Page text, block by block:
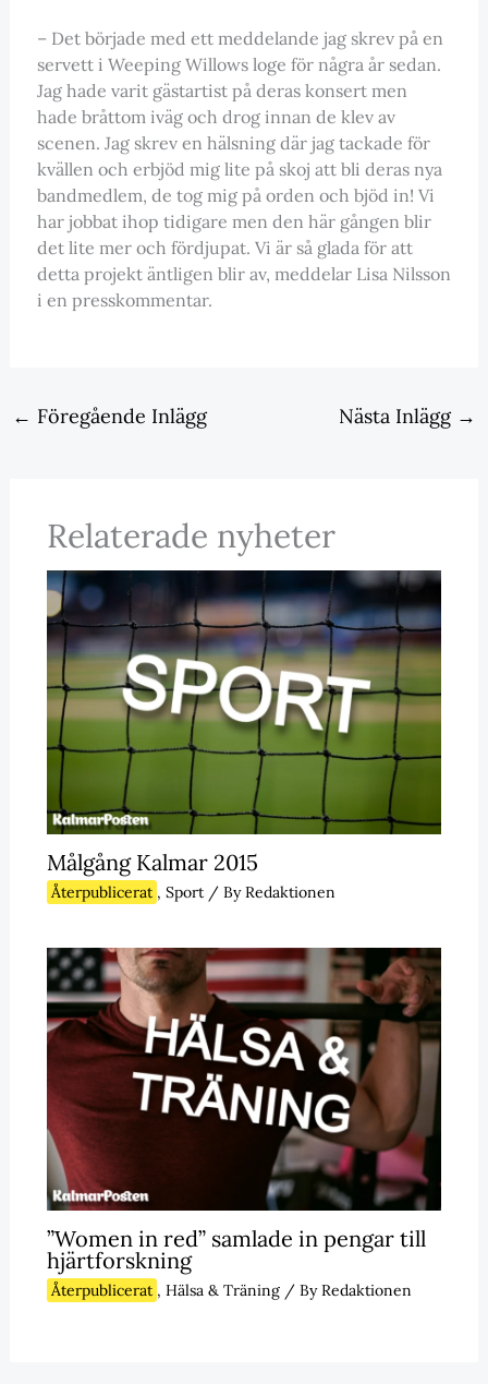
– Det började med ett meddelande jag skrev på en
servett i Weeping Willows loge för några år sedan.
Jag hade varit gästartist på deras konsert men
hade bråttom iväg och drog innan de klev av
scenen. Jag skrev en hälsning där jag tackade för
kvällen och erbjöd mig lite på skoj att bli deras nya
bandmedlem, de tog mig på orden och bjöd in! Vi
har jobbat ihop tidigare men den här gången blir
det lite mer och fördjupat. Vi är så glada för att
detta projekt äntligen blir av, meddelar Lisa Nilsson
i en presskommentar.
← Föregående Inlägg Nästa Inlägg →
Relaterade nyheter
Målgång Kalmar 2015
Återpublicerat , Sport/ ByRedaktionen
”Women in red” samlade in pengar till
hjärtforskning
Återpublicerat , Hälsa & Träning/ ByRedaktionen